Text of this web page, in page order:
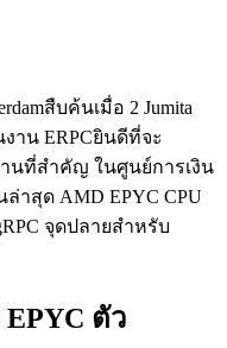
สืบค้นเมื่อ 2 Jumita
งาน ERPCยินดีที่จะ
นที่สําคัญ ในศูนย์การเงิน
าสุด AMD EPYC CPU
จุดปลายสําหรับ
ตัว